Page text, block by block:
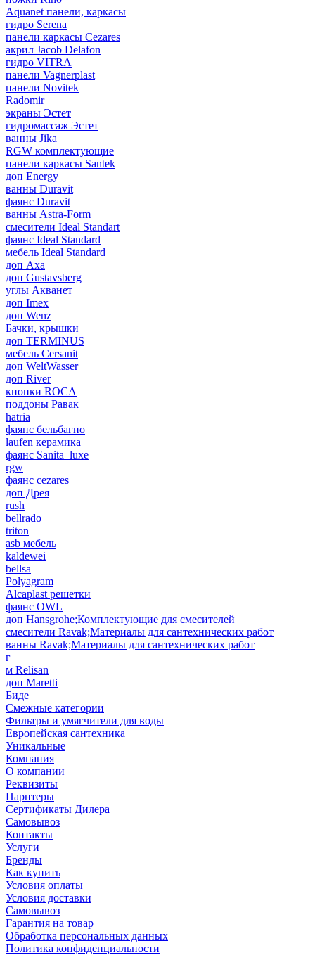
Aquanet панели, каркасы
гидро Serena
панели каркасы Cezares
акрил Jacob Delafon
гидро VITRA
панели Vagnerplast
панели Novitek
Radomir
экраны Эстет
гидромассаж Эстет
ванны Jika
RGW комплектующие
панели каркасы Santek
доп Energy
ванны Duravit
фаянс Duravit
ванны Astra-Form
смесители Ideal Standart
фаянс Ideal Standard
мебель Ideal Standard
доп Axa
доп Gustavsberg
углы Акванет
доп Imex
доп Wenz
Бачки, крышки
доп TERMINUS
мебель Cersanit
доп WeltWasser
доп River
кнопки ROCA
поддоны Равак
hatria
фаянс бельбагно
laufen керамика
фаянс Sanita_luxe
rgw
фаянс cezares
доп Дрея
rush
bellrado
triton
asb мебель
kaldewei
bellsa
Polyagram
Alcaplast решетки
фаянс OWL
доп Hansgrohe;Комплектующие для смесителей
смесители Ravak;Материалы для сантехнических работ
ванны Ravak;Материалы для сантехнических работ
г
м Relisan
доп Maretti
Биде
Смежные категории
Фильтры и умягчители для воды
Европейская сантехника
Уникальные
Компания
О компании
Реквизиты
Парнтеры
Сертификаты Дилера
Самовывоз
Контакты
Услуги
Бренды
Как купить
Условия оплаты
Условия доставки
Самовывоз
Гарантия на товар
Обработка персональных данных
Политика конфиденциальности